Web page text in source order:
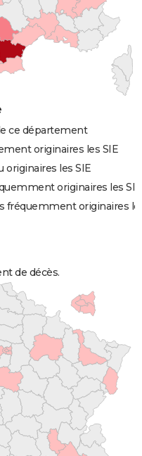
ce département
originaires les SIE
les SIE
originaires les SIE
fréquemment originaires
de décès.